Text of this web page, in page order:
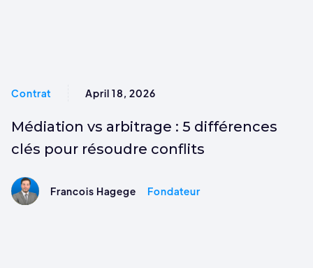
Contrat April 18, 2026
Médiation vs arbitrage : 5 différences
clés pour résoudre conflits
Francois Hagege Fondateur